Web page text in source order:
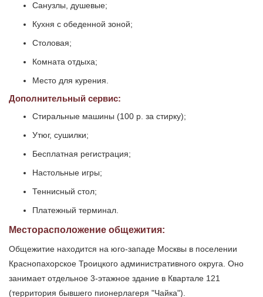
Санузлы, душевые;
Кухня с обеденной зоной;
Столовая;
Комната отдыха;
Место для курения.
Дополнительный сервис:
Стиральные машины (100 р. за стирку);
Утюг, сушилки;
Бесплатная регистрация;
Настольные игры;
Теннисный стол;
Платежный терминал.
Месторасположение общежития:
Общежитие находится на юго-западе Москвы в поселении
Краснопахорское Троицкого административного округа. Оно
занимает отдельное 3-этажное здание в Квартале 121
(территория бывшего пионерлагеря "Чайка").